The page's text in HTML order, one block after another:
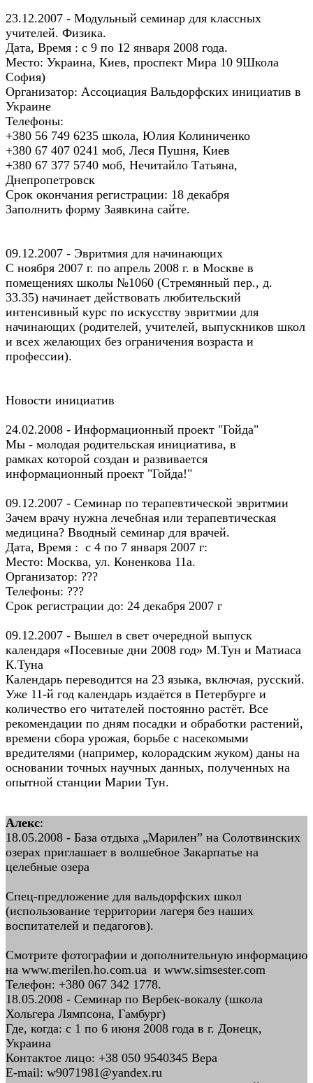
23.12.2007 - Модульный семинар для классных
учителей. Физика.
Дата, Время : с 9 по 12 января 2008 года.
Место: Украина, Киев, проспект Мира 10 9Школа
София)
Организатор: Ассоциация Вальдорфских инициатив в
Украине
Телефоны:
+380 56 749 6235 школа, Юлия Колиниченко
+380 67 407 0241 моб, Леся Пушня, Киев
+380 67 377 5740 моб, Нечитайло Татьяна,
Днепропетровск
Срок окончания регистрации: 18 декабря
Заполнить форму Заявкина сайте.
09.12.2007 - Эвритмия для начинающих
С ноября 2007 г. по апрель 2008 г. в Москве в
помещениях школы №1060 (Стремянный пер., д.
33.35) начинает действовать любительский
интенсивный курс по искусству эвритмии для
начинающих (родителей, учителей, выпускников школ
и всех желающих без ограничения возраста и
профессии).
Новости инициатив
24.02.2008 - Информационный проект "Гойда"
Мы - молодая родительская инициатива, в
рамках которой создан и развивается
информационный проект "Гойда!"
09.12.2007 - Семинар по терапевтической эвритмии
Зачем врачу нужна лечебная или терапевтическая
медицина? Вводный семинар для врачей.
Дата, Время : с 4 по 7 января 2007 г:
Место: Москва, ул. Коненкова 11а.
Организатор: ???
Телефоны: ???
Срок регистрации до: 24 декабря 2007 г
09.12.2007 - Вышел в свет очередной выпуск
календаря «Посевные дни 2008 год» М.Тун и Матиаса
К.Туна
Календарь переводится на 23 языка, включая, русский.
Уже 11-й год календарь издаётся в Петербурге и
количество его читателей постоянно растёт. Все
рекомендации по дням посадки и обработки растений,
времени сбора урожая, борьбе с насекомыми
вредителями (например, колорадским жуком) даны на
основании точных научных данных, полученных на
опытной станции Марии Тун.
Алекс:
18.05.2008 - База отдыха „Марилен” на Солотвинских
озерах приглашает в волшебное Закарпатье на
целебные озера
Спец-предложение для вальдорфских школ
(использование территории лагеря без наших
воспитателей и педагогов).
Смотрите фотографии и дополнительную информацию
на www.merilen.ho.com.ua и www.simsester.com
Телефон: +380 067 342 1778.
18.05.2008 - Семинар по Вербек-вокалу (школа
Хольгера Лямпсона, Гамбург)
Где, когда: с 1 по 6 июня 2008 года в г. Донецк,
Украина
Контактое лицо: +38 050 9540345 Вера
E-mail: w9071981@yandex.ru